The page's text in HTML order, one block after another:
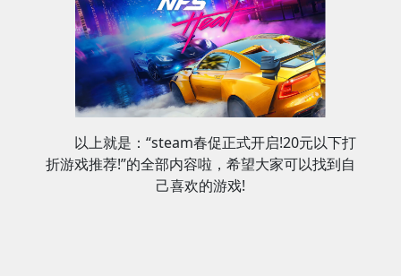
以上就是：“steam春促正式开启!20元以下打
折游戏推荐!”的全部内容啦，希望大家可以找到自
己喜欢的游戏!